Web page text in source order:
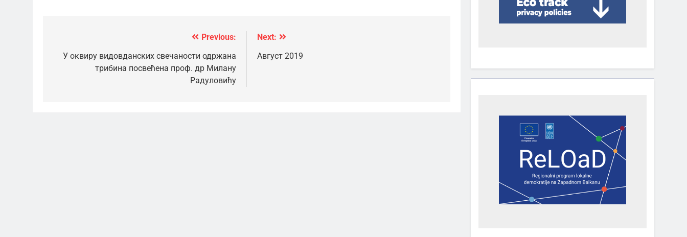
чланка
Previous:
У оквиру видовданских свечаности одржана
трибина посвећена проф. др Милану
Радуловићу
Next:
Август 2019